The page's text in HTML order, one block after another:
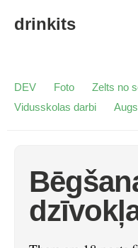
drinkits
DEV Foto Zelts no
Vidusskolas darbi